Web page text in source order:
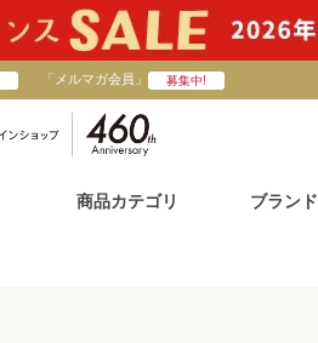
「メルマガ会員」 募集中!
商品カテゴリ ブランド